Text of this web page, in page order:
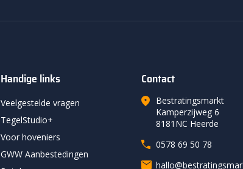
Handige links
Veelgestelde vragen
TegelStudio+
Voor hoveniers
GWW Aanbestedingen
Contact
Bestratingsmarkt
Kamperzijweg 6
8181NC Heerde
0578 69 50 78